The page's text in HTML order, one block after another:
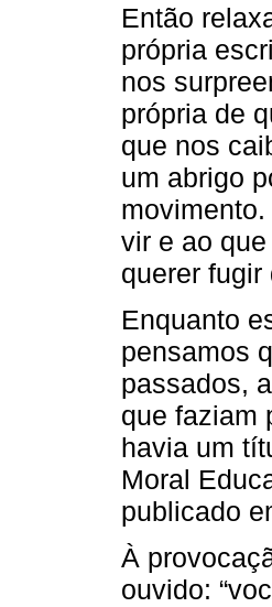
Então
própria
nos
própria de
que nos
um abrigo
vir e ao
querer
Enquanto
pensamos
passados,
que faziam
havia um
Moral
publicado
À
ouvido: